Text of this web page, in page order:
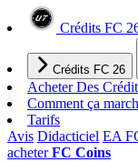
Crédits FC
Crédits FC 26
Acheter Des
Comment ça
Tarifs
Avis Didacticiel EA
acheterFC Coins